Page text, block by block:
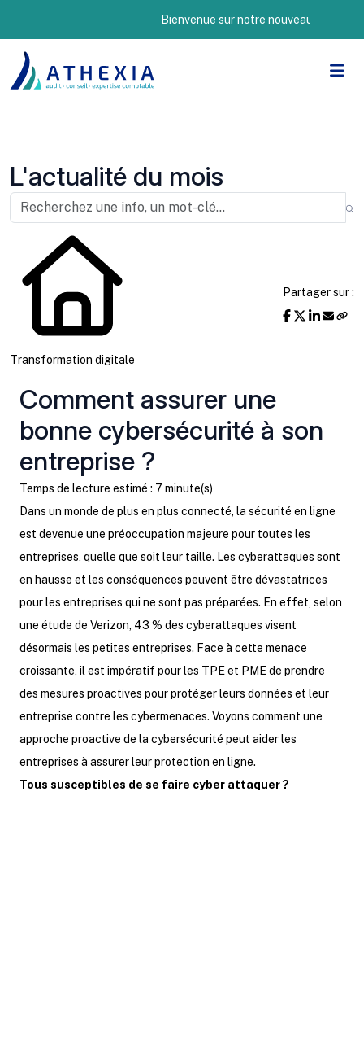
Bienvenue sur notre nouveau site Internet !
L'actualité du mois
Transformation digitale
Partager sur :
Comment assurer une
bonne cybersécurité à son
entreprise ?
Temps de lecture estimé : 7 minute(s)
Dans un monde de plus en plus connecté, la sécurité en ligne
est devenue une préoccupation majeure pour toutes les
entreprises, quelle que soit leur taille. Les cyberattaques sont
en hausse et les conséquences peuvent être dévastatrices
pour les entreprises qui ne sont pas préparées. En effet, selon
une étude de Verizon, 43 % des cyberattaques visent
désormais les petites entreprises. Face à cette menace
croissante, il est impératif pour les TPE et PME de prendre
des mesures proactives pour protéger leurs données et leur
entreprise contre les cybermenaces. Voyons comment une
approche proactive de la cybersécurité peut aider les
entreprises à assurer leur protection en ligne.
Tous susceptibles de se faire cyber attaquer ?